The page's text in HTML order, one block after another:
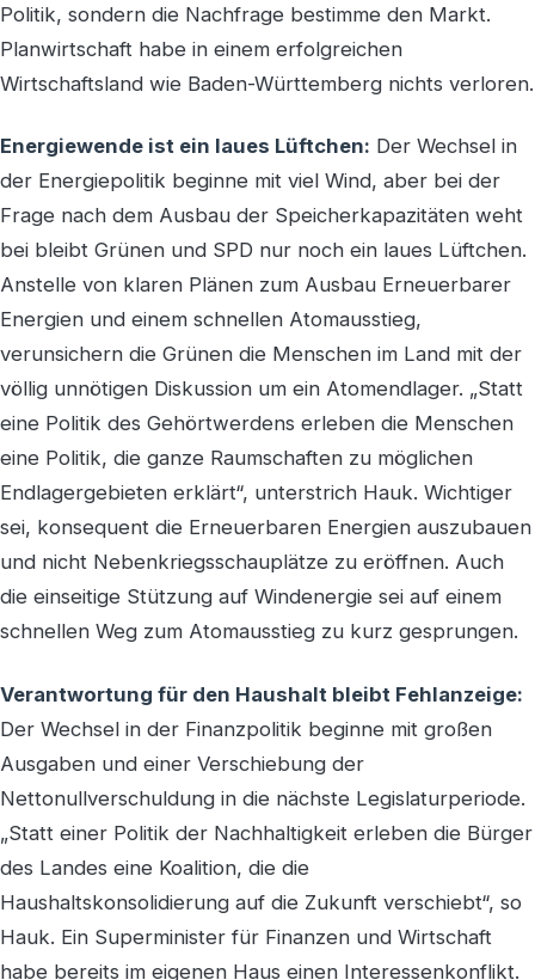
Politik, sondern die Nachfrage bestimme den Markt.
Planwirtschaft habe in einem erfolgreichen
Wirtschaftsland wie Baden-Württemberg nichts verloren.
Energiewende ist ein laues Lüftchen: Der Wechsel in
der Energiepolitik beginne mit viel Wind, aber bei der
Frage nach dem Ausbau der Speicherkapazitäten weht
bei bleibt Grünen und SPD nur noch ein laues Lüftchen.
Anstelle von klaren Plänen zum Ausbau Erneuerbarer
Energien und einem schnellen Atomausstieg,
verunsichern die Grünen die Menschen im Land mit der
völlig unnötigen Diskussion um ein Atomendlager. „Statt
eine Politik des Gehörtwerdens erleben die Menschen
eine Politik, die ganze Raumschaften zu möglichen
Endlagergebieten erklärt“, unterstrich Hauk. Wichtiger
sei, konsequent die Erneuerbaren Energien auszubauen
und nicht Nebenkriegsschauplätze zu eröffnen. Auch
die einseitige Stützung auf Windenergie sei auf einem
schnellen Weg zum Atomausstieg zu kurz gesprungen.
Verantwortung für den Haushalt bleibt Fehlanzeige:
Der Wechsel in der Finanzpolitik beginne mit großen
Ausgaben und einer Verschiebung der
Nettonullverschuldung in die nächste Legislaturperiode.
„Statt einer Politik der Nachhaltigkeit erleben die Bürger
des Landes eine Koalition, die die
Haushaltskonsolidierung auf die Zukunft verschiebt“, so
Hauk. Ein Superminister für Finanzen und Wirtschaft
habe bereits im eigenen Haus einen Interessenkonflikt.